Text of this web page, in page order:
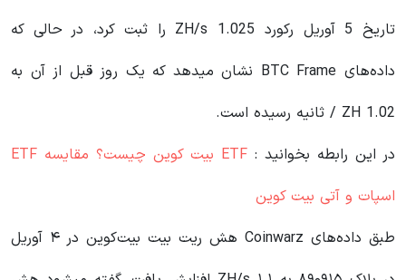
تاریخ 5 آوریل رکورد 1.025 ZH/s را ثبت کرد، در حالی که
داده‌های BTC Frame نشان میدهد که یک روز قبل از آن به
1.02 ZH / ثانیه رسیده است.
در این رابطه بخوانید‌ :
ETF بیت کوین چیست؟ مقایسه ETF
اسپات و آتی بیت کوین
طبق داده‌های Coinwarz هش ریت بیت بیت‌کوین در ۴ آوریل